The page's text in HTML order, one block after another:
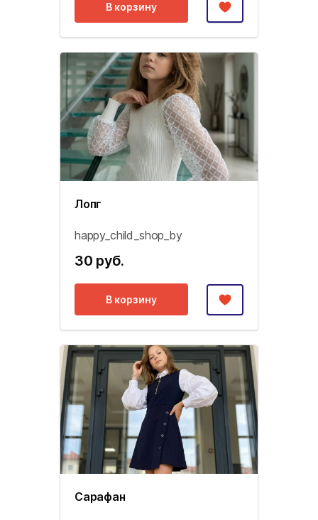
В корзину
Лопг
happy_child_shop_by
30 руб.
В корзину
Сарафан